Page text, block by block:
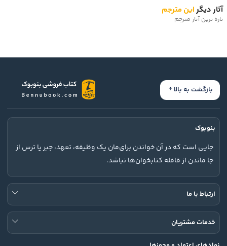
آثار دیگراین مترجم
تازه ترین آثار مترجم
بازگشت به بالا
بنوبوک
جایی است که در آن خواندن برای‌مان یک وظیفه، تعهد، جبر یا ترس از
جا ماندن از قافله کتابخوان‌ها نباشد.
ارتباط با ما
خدمات مشتریان